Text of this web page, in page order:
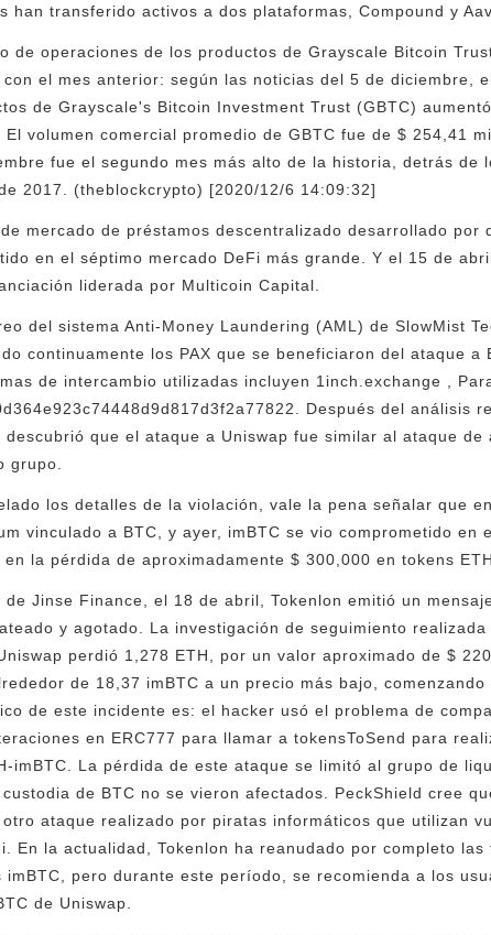
han transferido activos a dos plataformas, Compound y
de operaciones de los productos de Grayscale Bitcoin
con el mes anterior: según las noticias del 5 de diciembre,
de Grayscale's Bitcoin Investment Trust (GBTC)
volumen comercial promedio de GBTC fue de $ 254,41
fue el segundo mes más alto de la historia, detrás de
2017. (theblockcrypto) [2020/12/6 14:09:32]
mercado de préstamos descentralizado desarrollado por
en el séptimo mercado DeFi más grande. Y el 15 de
liderada por Multicoin Capital.
del sistema Anti-Money Laundering (AML) de SlowMist
continuamente los PAX que se beneficiaron del ataque a
de intercambio utilizadas incluyen 1inch.exchange ,
Después del análisis
que el ataque a Uniswap fue similar al ataque
grupo.
los detalles de la violación, vale la pena señalar que
vinculado a BTC, y ayer, imBTC se vio comprometido en
la pérdida de aproximadamente $ 300,000 en tokens
Jinse Finance, el 18 de abril, Tokenlon emitió un
y agotado. La investigación de seguimiento
perdió 1,278 ETH, por un valor aproximado de $
de 18,37 imBTC a un precio más bajo,
de este incidente es: el hacker usó el problema de
en ERC777 para llamar a tokensToSend para
imBTC. La pérdida de este ataque se limitó al grupo de
de BTC no se vieron afectados. PeckShield cree
ataque realizado por piratas informáticos que utilizan
En la actualidad, Tokenlon ha reanudado por completo
pero durante este período, se recomienda a los
de Uniswap.